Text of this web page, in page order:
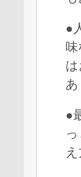
●
あ
●